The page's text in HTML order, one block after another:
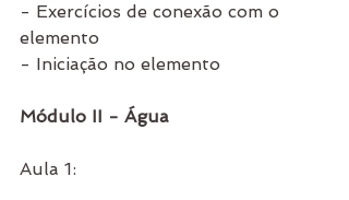
- Exercícios de conexão com o
elemento
- Iniciação no elemento
Módulo II - Água
Aula 1: